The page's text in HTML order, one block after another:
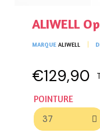
ALIWELL
MARQUE ALIWELL
€129,90
POINTURE